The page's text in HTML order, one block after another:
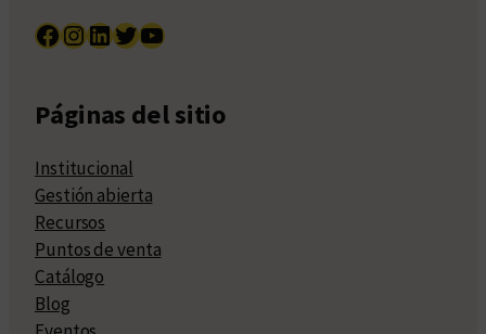
Facebook InstagramLinkedIn Twitter YouTube
Páginas del sitio
Institucional
Gestión abierta
Recursos
Puntos de venta
Catálogo
Blog